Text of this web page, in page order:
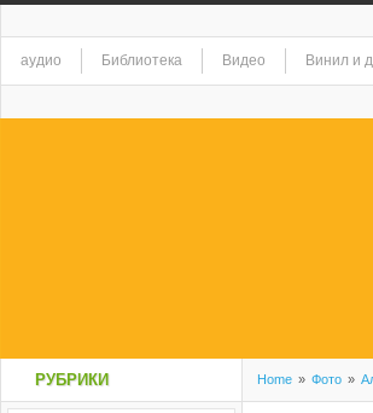
аудио Библиотека Видео Винил и
Home » Фото »
РУБРИКИ